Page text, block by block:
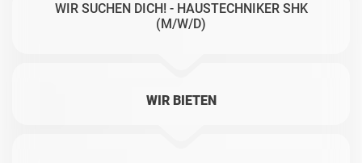
WIR SUCHEN DICH! - HAUSTECHNIKER SHK
(M/W/D)
WIR BIETEN